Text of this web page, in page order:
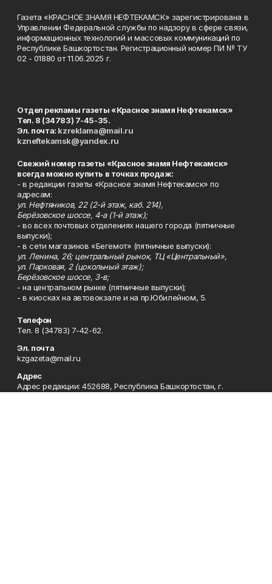
Газета «КРАСНОЕ ЗНАМЯ НЕФТЕКАМСК» зарегистрирована в
Управлении Федеральной службы по надзору в сфере связи,
информационных технологий и массовых коммуникаций по
Республике Башкортостан. Регистрационный номер ПИ № ТУ
02 - 01880 от 11.06.2025 г.
Отдел рекламы газеты «Красное знамя Нефтекамск»
Тел. 8 (34783) 7-45-35.
Эл. почта: kzreklama@mail.ru
kzneftekamsk@yandex.ru
Свежий номер газеты «Красное знамя Нефтекамск»
всегда можно купить в точках продаж:
- в редакции газеты «Красное знамя Нефтекамск» по
адресам:
ул. Нефтяников, 22 (2-й этаж, каб. 214),
Берёзовское шоссе, 4-а (1-й этаж);
- во всех почтовых отделениях нашего города (пятничные
выпуски);
- в сети магазинов «Бегемот» (пятничные выпуски):
ул. Ленина, 26; центральный рынок, ТЦ «Центральный»,
ул. Парковая, 2 (цокольный этаж);
Берёзовское шоссе, 3-в;
- на центральном рынке (пятничные выпуски);
- в киосках на автовокзале и на пр.Юбилейном, 5.
Телефон
Тел. 8 (34783) 7-42-62.
Эл. почта
kzgazeta@mail.ru
Адрес
Адрес редакции: 452688, Республика Башкортостан, г.